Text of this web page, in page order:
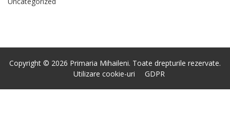
Copyright © 2026 Primaria Mihaileni. Toate drepturile rezervate.
Utilizare cookie-uri
GDPR